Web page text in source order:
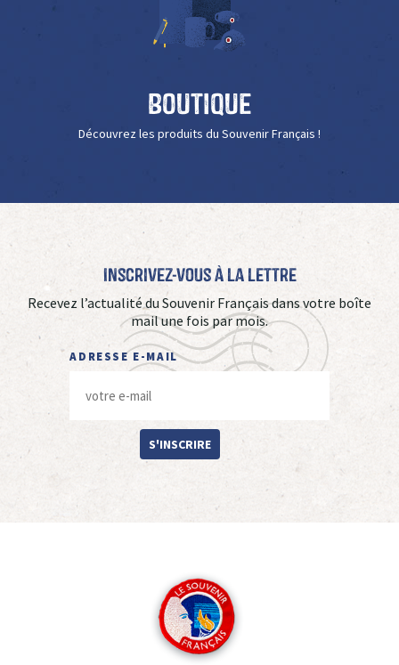
Boutique
Découvrez les produits du Souvenir Français !
Inscrivez-vous à La Lettre
Recevez l’actualité du Souvenir Français dans votre boîte
mail une fois par mois.
ADRESSE E-MAIL
S'INSCRIRE